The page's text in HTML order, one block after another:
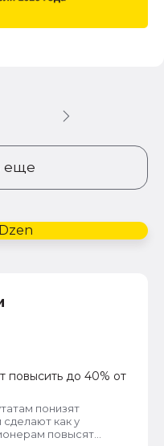
еще
повысить до 40% от
понизят
сделают как у
повысят